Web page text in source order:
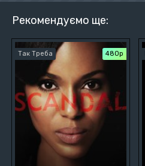
Рекомендуємо ще:
Так Треба 480р